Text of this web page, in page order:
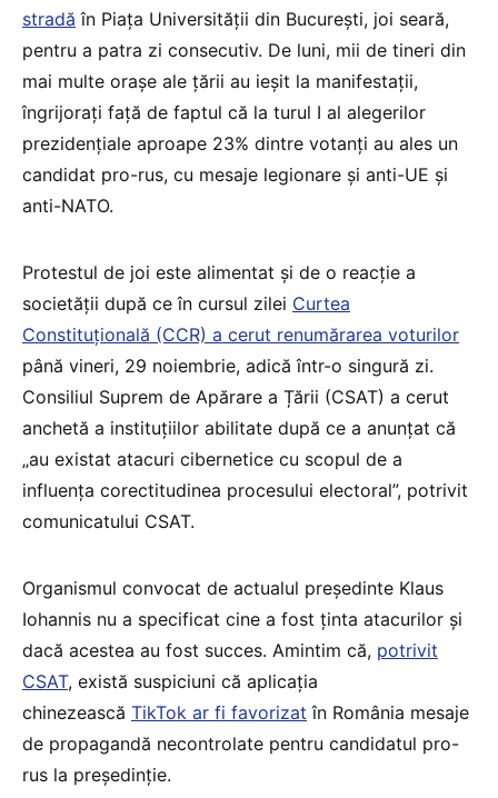
stradă în Piața Universității din București, joi seară,
pentru a patra zi consecutiv. De luni, mii de tineri din
mai multe orașe ale țării au ieșit la manifestații,
îngrijorați față de faptul că la turul I al alegerilor
prezidențiale aproape 23% dintre votanți au ales un
candidat pro-rus, cu mesaje legionare și anti-UE și
anti-NATO.
Protestul de joi este alimentat și de o reacție a
societății după ce în cursul zilei Curtea
Constituțională (CCR) a cerut renumărarea voturilor
până vineri, 29 noiembrie, adică într-o singură zi.
Consiliul Suprem de Apărare a Țării (CSAT) a cerut
anchetă a instituțiilor abilitate după ce a anunțat că
„au existat atacuri cibernetice cu scopul de a
influența corectitudinea procesului electoral”, potrivit
comunicatului CSAT.
Organismul convocat de actualul președinte Klaus
Iohannis nu a specificat cine a fost ținta atacurilor și
dacă acestea au fost succes. Amintim că, potrivit
CSAT, există suspiciuni că aplicația
chinezească TikTok ar fi favorizat în România mesaje
de propagandă necontrolate pentru candidatul pro-
rus la președinție.